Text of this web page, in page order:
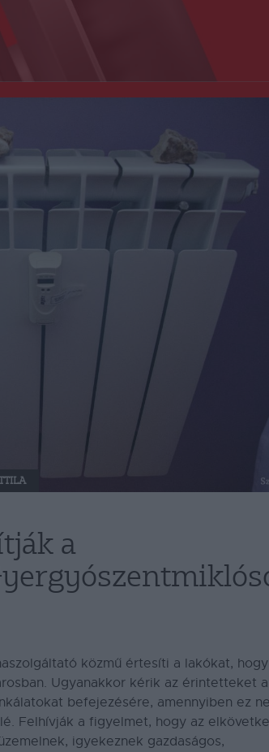
a
közmű értesíti a lakókat,
Ugyanakkor kérik az érintetteket a
befejezésére, amennyiben ez
Felhívják a figyelmet, hogy az
igyekeznek gazdaságos,